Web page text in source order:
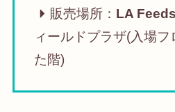
販売場所： LA
ィールドプラザ(入場フ
た階)